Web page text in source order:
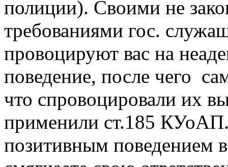
полиции). Своими не
требованиями гос.
провоцируют вас на
поведение, после чего
что спровоцировали их
применили ст.185
позитивным поведением